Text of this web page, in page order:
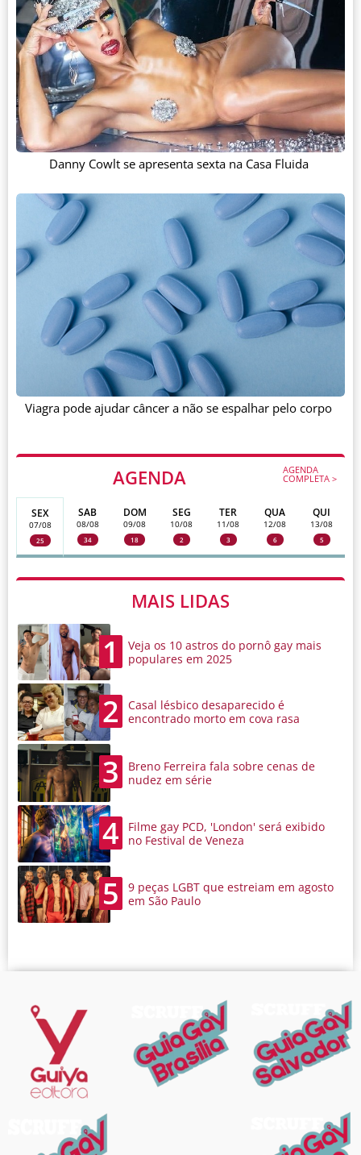
AGENDA AGENDA
COMPLETA >
SEX
07/08
25
SAB
08/08
34
DOM
09/08
18
SEG
10/08
2
TER
11/08
3
QUA
12/08
6
QUI
13/08
5
MAIS LIDAS
1
Veja os 10 astros do pornô gay mais
populares em 2025
2
Casal lésbico desaparecido é
encontrado morto em cova rasa
3
Breno Ferreira fala sobre cenas de
nudez em série
4
Filme gay PCD, 'London' será exibido
no Festival de Veneza
5
9 peças LGBT que estreiam em agosto
em São Paulo
Danny Cowlt se apresenta sexta na Casa Fluida
Viagra pode ajudar câncer a não se espalhar pelo corpo